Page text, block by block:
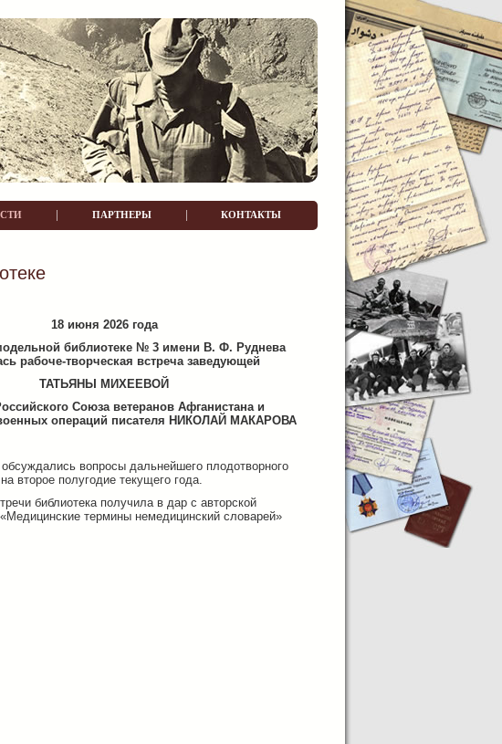
| ПАРТНЕРЫ | КОНТАКТЫ
18 июня 2026 года
библиотеке № 3 имени В. Ф. Руднева
рабоче-творческая встреча заведующей
ТАТЬЯНЫ МИХЕЕВОЙ
Союза ветеранов Афганистана и
операций писателя НИКОЛАЙ МАКАРОВА
вопросы дальнейшего плодотворного
второе полугодие текущего года.
библиотека получила в дар с авторской
термины немедицинский словарей»